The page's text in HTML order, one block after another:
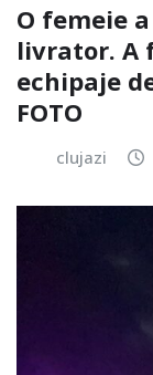
O femeie
livrator. A
echipaje
FOTO
clujazi